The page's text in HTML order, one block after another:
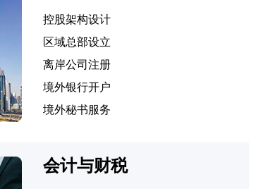
控股架构设计
区域总部设立
离岸公司注册
境外银行开户
境外秘书服务
会计与财税